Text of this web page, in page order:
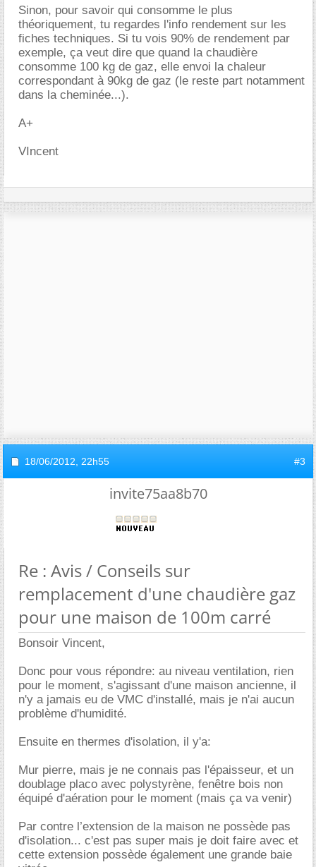
Sinon, pour savoir qui consomme le plus
théoriquement, tu regardes l'info rendement sur les
fiches techniques. Si tu vois 90% de rendement par
exemple, ça veut dire que quand la chaudière
consomme 100 kg de gaz, elle envoi la chaleur
correspondant à 90kg de gaz (le reste part notamment
dans la cheminée...).
A+
VIncent
18/06/2012, 22h55 #3
invite75aa8b70
Re : Avis / Conseils sur
remplacement d'une chaudière gaz
pour une maison de 100m carré
Bonsoir Vincent,
Donc pour vous répondre: au niveau ventilation, rien
pour le moment, s'agissant d'une maison ancienne, il
n'y a jamais eu de VMC d'installé, mais je n'ai aucun
problème d'humidité.
Ensuite en thermes d'isolation, il y'a:
Mur pierre, mais je ne connais pas l'épaisseur, et un
doublage placo avec polystyrène, fenêtre bois non
équipé d'aération pour le moment (mais ça va venir)
Par contre l’extension de la maison ne possède pas
d'isolation... c'est pas super mais je doit faire avec et
cette extension possède également une grande baie